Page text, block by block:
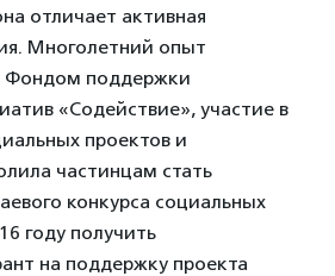
отличает активная
Многолетний опыт
Фондом поддержки
«Содействие», участие в
проектов и
частинцам стать
конкурса социальных
году получить
на поддержку проекта